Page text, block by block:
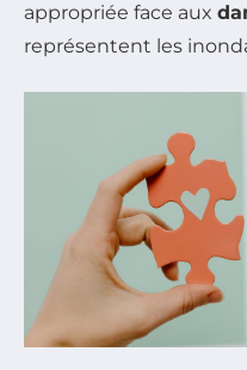
appropriée face aux
représentent les